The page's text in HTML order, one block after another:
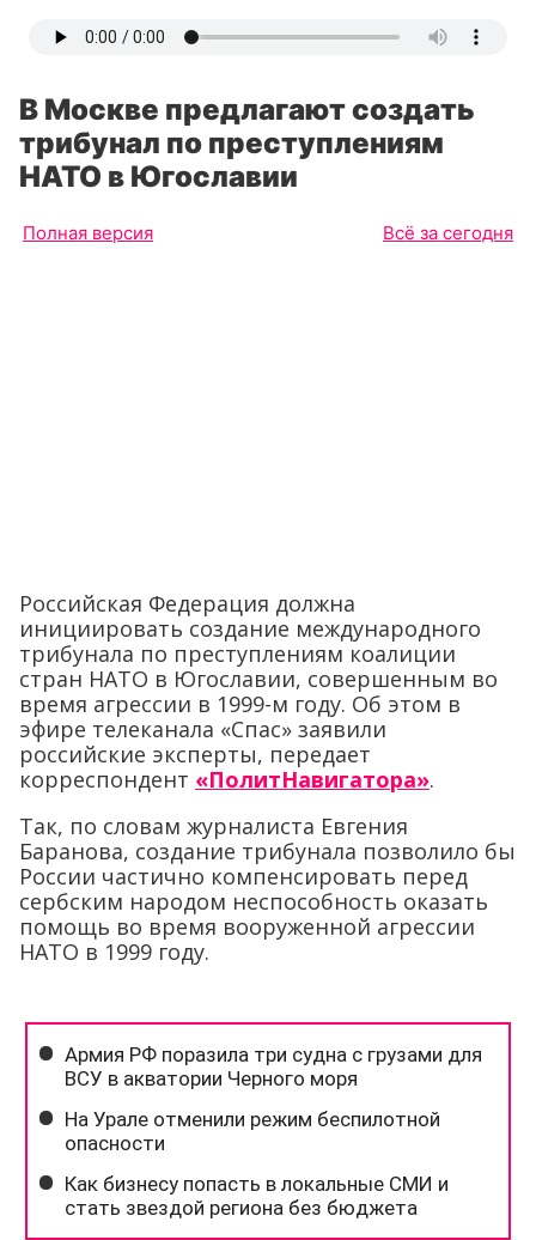
В Москве предлагают создать
трибунал по преступлениям
НАТО в Югославии
Полная версия Всё за сегодня
Российская Федерация должна
инициировать создание международного
трибунала по преступлениям коалиции
стран НАТО в Югославии, совершенным во
время агрессии в 1999-м году. Об этом в
эфире телеканала «Спас» заявили
российские эксперты, передает
корреспондент «ПолитНавигатора».
Так, по словам журналиста Евгения
Баранова, создание трибунала позволило бы
России частично компенсировать перед
сербским народом неспособность оказать
помощь во время вооруженной агрессии
НАТО в 1999 году.